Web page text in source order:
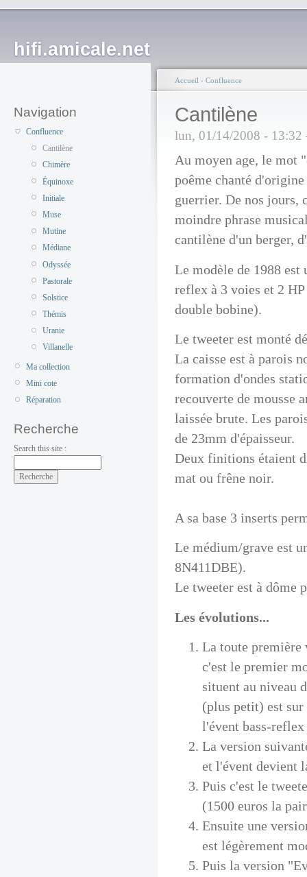
hifi.amicale.net
Navigation
Confluence
Cantilène
Chimère
Équinoxe
Initiale
Muse
Mutine
Médiane
Odyssée
Pastorale
Solstice
Thémis
Uranie
Villanelle
Ma collection
Mini cote
Réparation
Recherche
Search this site :
Accueil › Confluence
Cantilène
lun, 01/14/2008 -
Au moyen age, le mot
poême chanté
guerrier. De nos jours,
moindre phrase
cantilène d'un berger,
Le modèle de 1988 est
reflex à 3 voies et 2
double bobine).
Le tweeter est monté
La caisse est à parois
formation d'ondes
recouverte de mousse
laissée brute. Les
de 23mm d'épaisseur.
Deux finitions étaient
mat ou frêne noir.
A sa base 3 inserts
Le médium/grave est
8N411DBE).
Le tweeter est à dôme
Les évolutions...
La toute première
c'est le premier
situent au niveau
(plus petit) est sur
l'évent bass-
La version
et l'évent devient
Puis c'est le
(1500 euros la
Ensuite une
est légèrement
Puis la version